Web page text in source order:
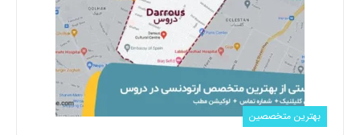
بهترین متخصصین